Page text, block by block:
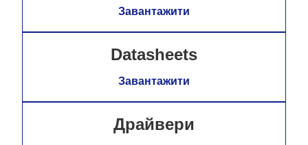
Завантажити
Datasheets
Завантажити
Драйвери